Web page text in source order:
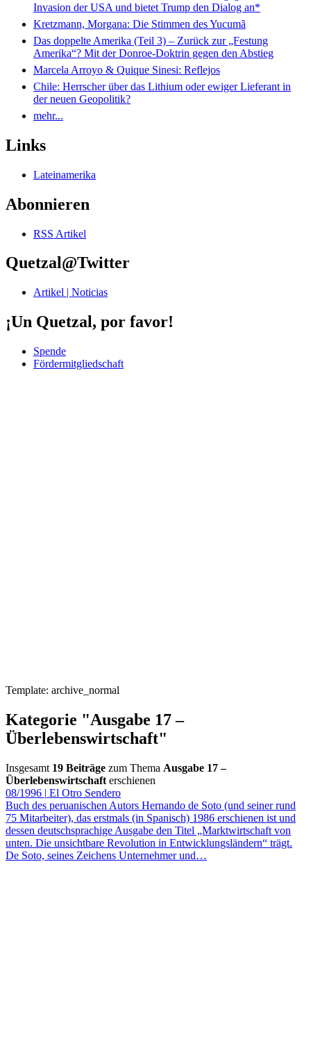
Invasion der USA und bietet Trump den Dialog an*
Kretzmann, Morgana: Die Stimmen des Yucumã
Das doppelte Amerika (Teil 3) – Zurück zur „Festung
Amerika“? Mit der Donroe-Doktrin gegen den Abstieg
Marcela Arroyo & Quique Sinesi: Reflejos
Chile: Herrscher über das Lithium oder ewiger Lieferant in
der neuen Geopolitik?
mehr...
Links
Lateinamerika
Abonnieren
RSS Artikel
Quetzal@Twitter
Artikel | Noticias
¡Un Quetzal, por favor!
Spende
Fördermitgliedschaft
Template: archive_normal
Kategorie "Ausgabe 17 –
Überlebenswirtschaft"
Insgesamt 19 Beiträge zum Thema Ausgabe 17 –
Überlebenswirtschaft erschienen
08/1996 | El Otro Sendero
Buch des peruanischen Autors Hernando de Soto (und seiner rund
75 Mitarbeiter), das erstmals (in Spanisch) 1986 erschienen ist und
dessen deutschsprachige Ausgabe den Titel „Marktwirtschaft von
unten. Die unsichtbare Revolution in Entwicklungsländern“ trägt.
De Soto, seines Zeichens Unternehmer und…